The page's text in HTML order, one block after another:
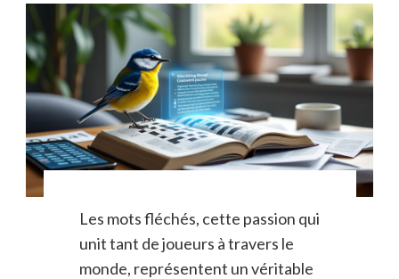
Les mots fléchés, cette passion qui
unit tant de joueurs à travers le
monde, représentent un véritable